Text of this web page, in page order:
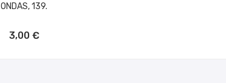
ONDAS, 139.
3,00 €